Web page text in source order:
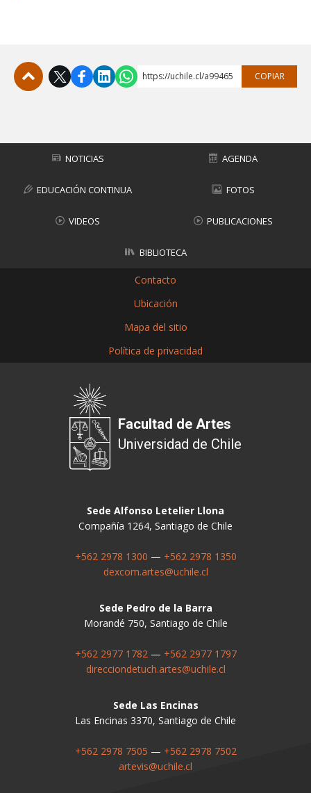
https://uchile.cl/a99465 COPIAR
NOTICIAS AGENDA
EDUCACIÓN CONTINUA FOTOS
VIDEOS PUBLICACIONES
BIBLIOTECA
Contacto
Ubicación
Mapa del sitio
Política de privacidad
Facultad de Artes
Universidad de Chile
Sede Alfonso Letelier Llona
Compañía 1264, Santiago de Chile
+562 2978 1300 — +562 2978 1350
dexcom.artes@uchile.cl
Sede Pedro de la Barra
Morandé 750, Santiago de Chile
+562 2977 1782— +562 2977 1797
direcciondetuch.artes@uchile.cl
Sede Las Encinas
Las Encinas 3370, Santiago de Chile
+562 2978 7505 — +562 2978 7502
artevis@uchile.cl